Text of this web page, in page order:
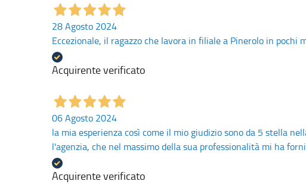
28 Agosto 2024
Eccezionale, il ragazzo che lavora in filiale a Pinerolo in
Acquirente verificato
06 Agosto 2024
la mia esperienza così come il mio giudizio sono da 5 stella
l'agenzia, che nel massimo della sua professionalità mi ha
Acquirente verificato